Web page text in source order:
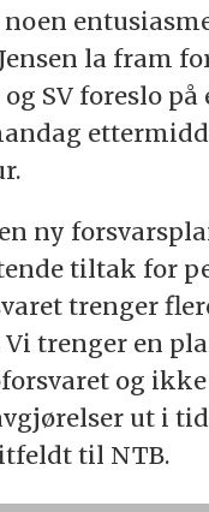
la fram
og SV foreslo
ny
tiltak for
trenger
trenger en
og
ut i
til NTB.